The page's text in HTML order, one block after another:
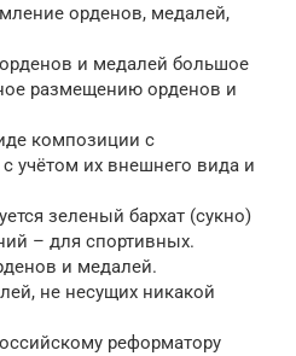
орденов, медалей,
и медалей большое
размещению орденов и
композиции с
учётом их внешнего вида и
зеленый бархат (сукно)
– для спортивных.
и медалей.
не несущих никакой
реформатору